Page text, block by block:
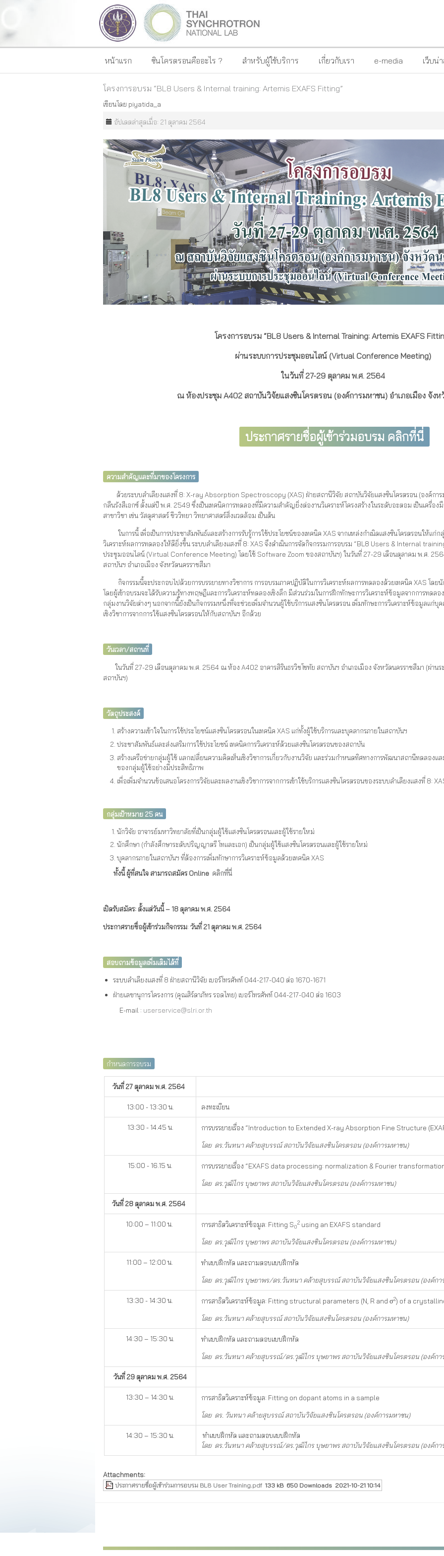
หน้าแรก ซินโครตรอนคืออะไร ? สำหรับผู้ใช้บริการ เกี่ยวกับเรา e-media เว็บน่
โครงการอบรม “BL8 Users & Internal training: Artemis EXAFS Fitting”
เขียนโดย piyatida_a
อัปเดตล่าสุดเมื่อ: 21 ตุลาคม 2564
โครงการอบรม “BL8 Users & Internal Training: Artemis EXAFS
ผ่านระบบการประชุมออนไลน์ (Virtual Conference Meeting)
ในวันที่ 27-29 ตุลาคม พ.ศ. 2564
ณ ห้องประชุม A402 สถาบันวิจัยแสงซินโครตรอน (องค์การมหาชน) อำเภอเมือง จังห
ประกาศรายชื่อผู้เข้าร่วมอบรม คลิกที่นี่
ความสำคัญและที่มาของโครงการ
ด้วยระบบลำเลียงแสงที่ 8: X-ray Absorption Spectroscopy (XAS) ฝ่ายสถานีวิจัย สถาบันวิจัยแสงซินโครตรอน (องค์การม
กลืนรังสีเอกซ์ ตั้งแต่ปี พ.ศ. 2549 ซึ่งเป็นเทคนิคการทดลองที่มีความสำคัญยิ่งต่องานวิเคราะห์โครงสร้างในระดับอะตอม เป็นเครื่อ
สาขาวิชา เช่น วัสดุศาสตร์ ชีววิทยา วิทยาศาสตร์สิ่งแวดล้อม เป็นต้น
ในการนี้ เพื่อเป็นการประชาสัมพันธ์และสร้างการรับรู้การใช้ประโยชน์ของเทคนิค XAS จากแหล่งกำเนิดแสงซินโครตรอนให้แก่
วิเคราะห์ผลการทดลองให้ดียิ่งขึ้น ระบบลำเลียงแสงที่ 8: XAS จึงดำเนินการจัดกิจกรรมการอบรม “BL8 Users & Internal
ประชุมออนไลน์ (Virtual Conference Meeting) โดยใช้ Software Zoom ของสถาบันฯ) ในวันที่ 27-29 เดือนตุลาคม พ.ศ.
สถาบันฯ อำเภอเมือง จังหวัดนครราชสีมา
กิจกรรมนี้จะประกอบไปด้วยการบรรยายทางวิชาการ การอบรมภาคปฏิบัติในการวิเคราะห์ผลการทดลองด้วยเทคนิค XAS โดย
โดยผู้เข้าอบรมจะได้รับความรู้ทางทฤษฎีและการวิเคราะห์ทดลองเชิงลึก มีส่วนร่วมในการฝึกทักษะการวิเคราะห์ข้อมูลจากการทดล
กลุ่มงานวิจัยต่างๆ นอกจากนี้ยังเป็นกิจกรรมหนึ่งที่จะช่วยเพิ่มจำนวนผู้ใช้บริการแสงซินโครตรอน เพิ่มทักษะการวิเคราะห์ข้อมูลแก่บุ
เชิงวิชาการจากการใช้แสงซินโครตรอนให้กับสถาบันฯ อีกด้วย
วันเวลา/สถานที่
ในวันที่ 27-29 เดือนตุลาคม พ.ศ. 2564 ณ ห้อง A402 อาคารสิรินธรวิชโชทัย สถาบันฯ อำเภอเมือง จังหวัดนครราชสีมา (ผ่านร
สถาบันฯ)
วัตถุประสงค์
สร้างความเข้าใจในการใช้ประโยชน์แสงซินโครตรอนในเทคนิค XAS แก่ทั้งผู้ใช้บริการและบุคลากรภายในสถาบันฯ
ประชาสัมพันธ์และส่งเสริมการใช้ประโยชน์ เทคนิคการวิเคราะห์ด้วยแสงซินโครตรอนของสถาบัน
สร้างเครือข่ายกลุ่มผู้ใช้ แลกเปลี่ยนความคิดเห็นเชิงวิชาการเกี่ยวกับงานวิจัย และร่วมกำหนดทิศทางการพัฒนาสถานีทดลอง
ของกลุ่มผู้ใช้อย่างมีประสิทธิภาพ
เพื่อเพิ่มจำนวนข้อเสนอโครงการวิจัยและผลงานเชิงวิชาการจากการเข้าใช้บริการแสงซินโครตรอนของระบบลำเลียงแสงที่ 8:
กลุ่มเป้าหมาย 25 คน
นักวิจัย อาจารย์มหาวิทยาลัยที่เป็นกลุ่มผู้ใช้แสงซินโครตรอนและผู้ใช้รายใหม่
นักศึกษา (กำลังศึกษาระดับปริญญาตรี โทและเอก) เป็นกลุ่มผู้ใช้แสงซินโครตรอนและผู้ใช้รายใหม่
บุคลากรภายในสถาบันฯ ที่ต้องการเพิ่มทักษาการวิเคราะห์ข้อมูลด้วยเทคนิค XAS
ทั้งนี้ ผู้ที่สนใจ สามารถสมัคร Online คลิกที่นี่
เปิดรับสมัคร: ตั้งแต่วันนี้ – 18 ตุลาคม พ.ศ. 2564
ประกาศรายชื่อผู้เข้าร่วมกิจกรรม: วันที่ 21 ตุลาคม พ.ศ. 2564
สอบถามข้อมูลเพิ่มเติมได้ที่
ระบบลำเลียงแสงที่ 8 ฝ่ายสถานีวิจัย เบอร์โทรศัพท์ 044-217-040 ต่อ 1670-1671
ฝ่ายเลขานุการโครงการ (คุณสิร์ดาภัทร รอดไทย) เบอร์โทรศัพท์ 044-217-040 ต่อ 1603
E-mail : userservice@slri.or.th
กำหนดการอบรม
วันที่ 27 ตุลาคม พ.ศ. 2564
13:00 - 13:30 น. ลงทะเบียน
13:30 - 14.45 น. การบรรยายเรื่อง “Introduction to Extended X-ray Absorption Fine Structure
โดย ดร.วันทนา คล้ายสุบรรณ์ สถาบันวิจัยแสงซินโครตรอน (องค์การมหาชน)
15:00 - 16.15 น. การบรรยายเรื่อง “EXAFS data processing: normalization & Fourier
โดย ดร.วุฒิไกร บุษยาพร สถาบันวิจัยแสงซินโครตรอน (องค์การมหาชน)
วันที่ 28 ตุลาคม พ.ศ. 2564
10:00 – 11:00 น. การสาธิตวิเคราะห์ข้อมูล: Fitting S0
2 using an EXAFS standard
โดย ดร.วุฒิไกร บุษยาพร สถาบันวิจัยแสงซินโครตรอน (องค์การมหาชน)
11:00 – 12:00 น. ทำแบบฝึกหัด และถามตอบแบบฝึกหัด
โดย ดร.วุฒิไกร บุษยาพร/ดร.วันทนา คล้ายสุบรรณ์ สถาบันวิจัยแสงซินโครตรอน (องค์กา
13:30 - 14:30 น. การสาธิตวิเคราะห์ข้อมูล: Fitting structural parameters (N, R and σ2) of a
โดย ดร.วันทนา คล้ายสุบรรณ์ สถาบันวิจัยแสงซินโครตรอน (องค์การมหาชน)
14:30 – 15:30 น. ทำแบบฝึกหัด และถามตอบแบบฝึกหัด
โดย ดร.วันทนา คล้ายสุบรรณ์/ดร.วุฒิไกร บุษยาพร สถาบันวิจัยแสงซินโครตรอน (องค์กา
วันที่ 29 ตุลาคม พ.ศ. 2564
13:30 – 14:30 น. การสาธิตวิเคราะห์ข้อมูล: Fitting on dopant atoms in a sample
โดย ดร. วันทนา คล้ายสุบรรณ์ สถาบันวิจัยแสงซินโครตรอน (องค์การมหาชน)
14:30 – 15:30 น.
ทำแบบฝึกหัด และถามตอบแบบฝึกหัด
โดย ดร.วันทนา คล้ายสุบรรณ์/ดร.วุฒิไกร บุษยาพร สถาบันวิจัยแสงซินโครตรอน (องค์กา
Attachments:
ประกาศรายชื่อผู้เข้าร่วมการอบรม BL8 User Training.pdf 133 kB 650 Downloads 2021-10-21 10:14